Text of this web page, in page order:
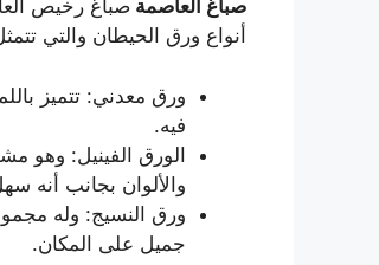
صباغ العاصمة صباغ رخيص
أنواع ورق الحيطان والتي
ورق معدني: تتميز
فيه.
الورق الفينيل: وهو
والألوان بجانب أنه
ورق النسيج: وله
جميل على المكان.